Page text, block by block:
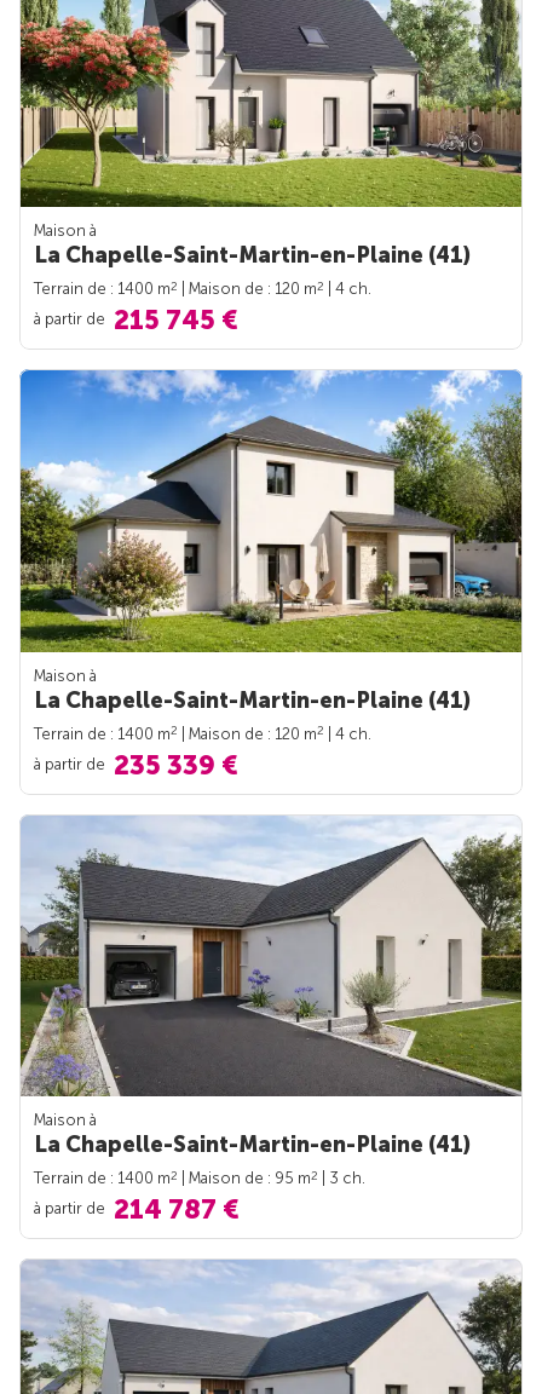
Maison à
La Chapelle-Saint-Martin-en-Plaine (41)
Terrain de : 1400 m2 | Maison de : 120 m2
| 4 ch.
à partir de 215 745 €
Maison à
La Chapelle-Saint-Martin-en-Plaine (41)
Terrain de : 1400 m2 | Maison de : 120 m2
| 4 ch.
à partir de 235 339 €
Maison à
La Chapelle-Saint-Martin-en-Plaine (41)
Terrain de : 1400 m2 | Maison de : 95 m2
| 3 ch.
à partir de 214 787 €